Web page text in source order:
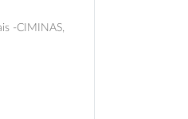
-CIMINAS,